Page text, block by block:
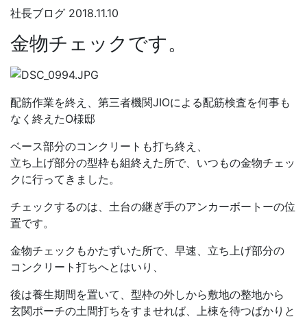
社長ブログ 2018.11.10
金物チェックです。
配筋作業を終え、第三者機関JIOによる配筋検査を何事も
なく終えたO様邸
ベース部分のコンクリートも打ち終え、
立ち上げ部分の型枠も組終えた所で、いつもの金物チェッ
クに行ってきました。
チェックするのは、土台の継ぎ手のアンカーボートーの位
置です。
金物チェックもかたずいた所で、早速、立ち上げ部分の
コンクリート打ちへとはいり、
後は養生期間を置いて、型枠の外しから敷地の整地から
玄関ポーチの土間打ちをすませれば、上棟を待つばかりと